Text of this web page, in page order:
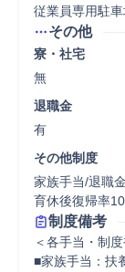
従業員専用駐車
その他
寮・社宅
無
退職金
有
その他制度
家族手当/退職
育休後復帰率
制度備考
＜各手当・制
■家族手当：扶